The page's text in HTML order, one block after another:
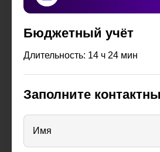
Бюджетный учёт
Длительность: 14 ч 24 мин
Заполните
Имя